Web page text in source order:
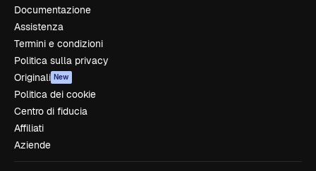
Documentazione
Assistenza
Termini e condizioni
Politica sulla privacy
Originali New
Politica dei cookie
Centro di fiducia
Affiliati
Aziende